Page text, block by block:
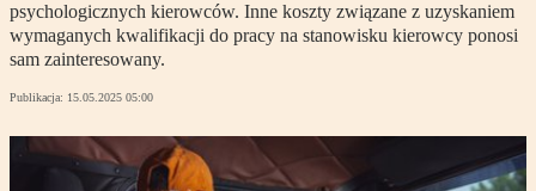
psychologicznych kierowców. Inne koszty związane z uzyskaniem
wymaganych kwalifikacji do pracy na stanowisku kierowcy ponosi
sam zainteresowany.
Publikacja: 15.05.2025 05:00